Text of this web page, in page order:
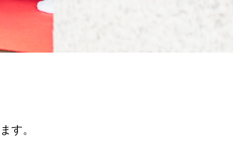
す。